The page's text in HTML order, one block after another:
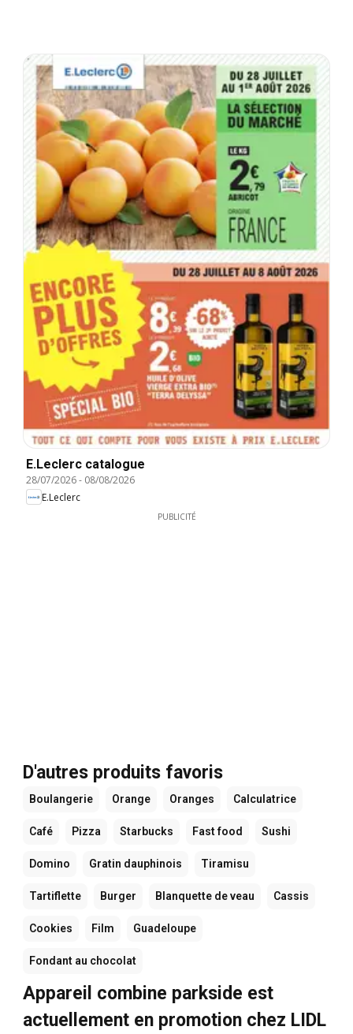
E.Leclerc catalogue
28/07/2026- 08/08/2026
E.Leclerc
PUBLICITÉ
D'autres produits favoris
Boulangerie Orange Oranges Calculatrice
Café Pizza Starbucks Fast food Sushi
Domino Gratin dauphinois Tiramisu
Tartiflette Burger Blanquette de veau Cassis
Cookies Film Guadeloupe
Fondant au chocolat
Appareil combine parkside est
actuellement en promotion chez LIDL